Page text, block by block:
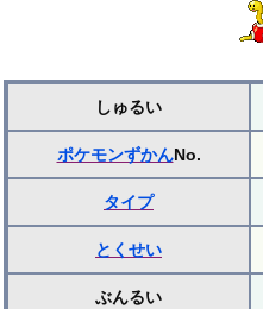
しゅるい
ポケモンずかんNo.
タイプ
とくせい
ぶんるい